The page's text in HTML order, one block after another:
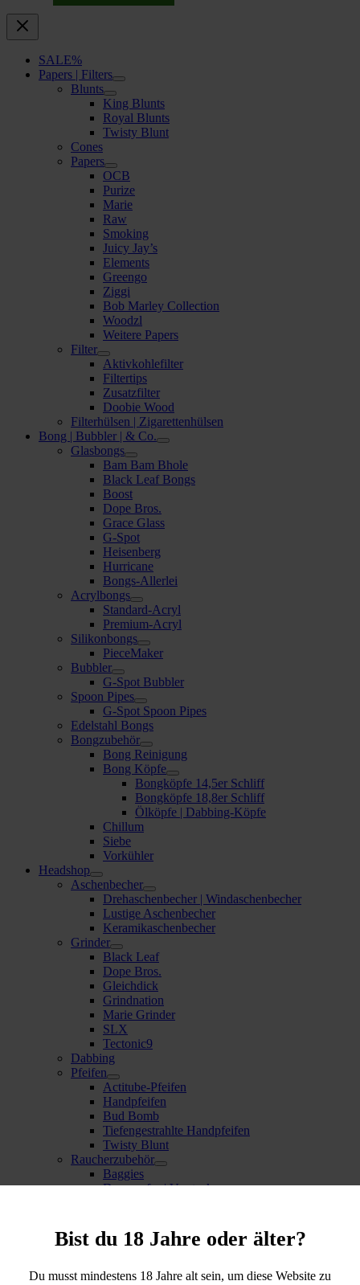
Bist du 18 Jahre oder älter?
Du musst mindestens 18 Jahre alt sein, um diese Website zu
SALE%
Papers | Filters
Blunts
King Blunts
Royal Blunts
Twisty Blunt
Cones
Papers
OCB
Purize
Marie
Raw
Smoking
Juicy Jay’s
Elements
Greengo
Ziggi
Bob Marley Collection
Woodzl
Weitere Papers
Filter
Aktivkohlefilter
Filtertips
Zusatzfilter
Doobie Wood
Filterhülsen | Zigarettenhülsen
Bong | Bubbler | & Co.
Glasbongs
Bam Bam Bhole
Black Leaf Bongs
Boost
Dope Bros.
Grace Glass
G-Spot
Heisenberg
Hurricane
Bongs-Allerlei
Acrylbongs
Standard-Acryl
Premium-Acryl
Silikonbongs
PieceMaker
Bubbler
G-Spot Bubbler
Spoon Pipes
G-Spot Spoon Pipes
Edelstahl Bongs
Bongzubehör
Bong Reinigung
Bong Köpfe
Bongköpfe 14,5er Schliff
Bongköpfe 18,8er Schliff
Ölköpfe | Dabbing-Köpfe
Chillum
Siebe
Vorkühler
Headshop
Aschenbecher
Drehaschenbecher | Windaschenbecher
Lustige Aschenbecher
Keramikaschenbecher
Grinder
Black Leaf
Dope Bros.
Gleichdick
Grindnation
Marie Grinder
SLX
Tectonic9
Dabbing
Pfeifen
Actitube-Pfeifen
Handpfeifen
Bud Bomb
Tiefengestrahlte Handpfeifen
Twisty Blunt
Raucherzubehör
Baggies
Dosensafes | Verstecke
Pouches | Taschen
Waagen
Federwaagen